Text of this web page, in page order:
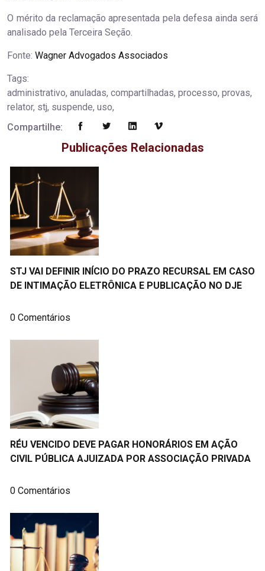
O mérito da reclamação apresentada pela defesa ainda será
analisado pela Terceira Seção.
Fonte: Wagner Advogados Associados
Tags:
administrativo, anuladas, compartilhadas, processo, provas,
relator, stj, suspende, uso,
Compartilhe:
Publicações Relacionadas
STJ VAI DEFINIR INÍCIO DO PRAZO RECURSAL EM CASO
DE INTIMAÇÃO ELETRÔNICA E PUBLICAÇÃO NO DJE
0 Comentários
RÉU VENCIDO DEVE PAGAR HONORÁRIOS EM AÇÃO
CIVIL PÚBLICA AJUIZADA POR ASSOCIAÇÃO PRIVADA
0 Comentários